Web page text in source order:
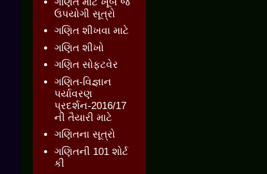
ઉપયોગી સૂત્રો
ગણિત શીખવા માટે
ગણિત શીખો
ગણિત સોફ્ટવેર
ગણિત-વિજ્ઞાન
પર્યાવરણ
પ્રદર્શન-2016/17
ની તૈયારી માટે
ગણિતના સૂત્રો
ગણિતની 101 શોર્ટ
કી